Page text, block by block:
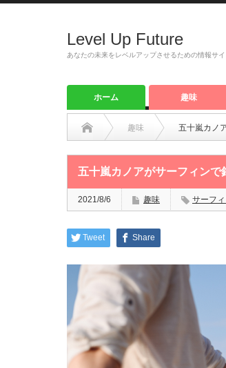
Level Up Future
あなたの未来をレベルアップさせるための情報サイ
ホーム 趣味
趣味 五十嵐カノ
五十嵐カノアがサーフィン
2021/8/6 趣味 サーフ
Tweet Share